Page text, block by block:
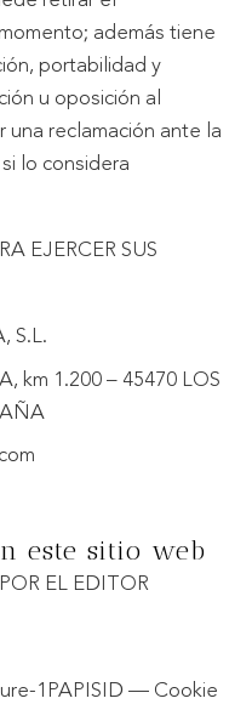
además tiene
portabilidad y
u oposición al
reclamación ante la
lo considera
EJERCER SUS
S.L.
km 1.200 – 45470 LOS
este sitio web
EL EDITOR
1PAPISID — Cookie